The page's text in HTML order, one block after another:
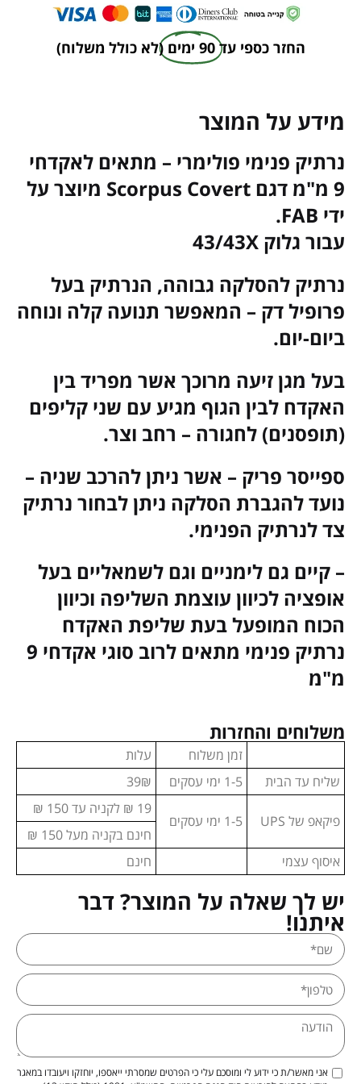
החזר כספי עד 90 ימים (לא כולל משלוח)
מידע על המוצר
נרתיק פנימי פולימרי – מתאים לאקדחי
9 מ"מ דגם Scorpus Covert מיוצר על
ידי FAB.
עבור גלוק 43/43X
נרתיק להסלקה גבוהה, הנרתיק בעל
פרופיל דק – המאפשר תנועה קלה ונוחה
ביום-יום.
בעל מגן זיעה מרוכך אשר מפריד בין
האקדח לבין הגוף מגיע עם שני קליפים
(תופסנים) לחגורה – רחב וצר.
ספייסר פריק – אשר ניתן להרכב שניה –
נועד להגברת הסלקה ניתן לבחור נרתיק
צד לנרתיק הפנימי.
– קיים גם לימניים וגם לשמאליים בעל
אופציה לכיוון עוצמת השליפה וכיוון
הכוח המופעל בעת שליפת האקדח
נרתיק פנימי מתאים לרוב סוגי אקדחי 9
מ"מ
משלוחים והחזרות
זמן משלוח
עלות
שליח עד הבית
1-5 ימי עסקים 39₪
פיקאפ של UPS 1-5 ימי עסקים
19 ₪ לקניה עד 150 ₪
חינם בקניה מעל 150 ₪
איסוף עצמי
חינם
יש לך שאלה על המוצר? דבר
איתנו!
אני מאשר/ת כי ידוע לי ומוסכם עלי כי הפרטים שמסרתי ייאספו, יוחזקו ויעובדו במאגר